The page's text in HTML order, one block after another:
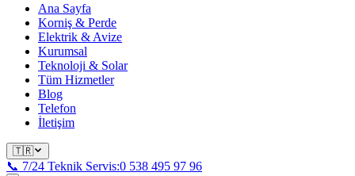
Ana Sayfa
Korniş & Perde
Elektrik & Avize
Kurumsal
Teknoloji & Solar
Tüm Hizmetler
Blog
Telefon
İletişim
🇹🇷
📞 7/24 Teknik Servis:0 538 495 97 96